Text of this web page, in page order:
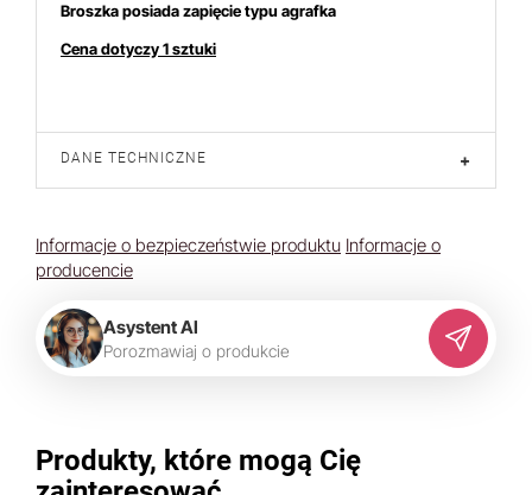
Broszka posiada zapięcie typu agrafka
Cena dotyczy 1 sztuki
DANE TECHNICZNE +
Informacje o bezpieczeństwie produktu Informacje o
producencie
Asystent AI
Porozmawiaj o produkcie
Produkty, które mogą Cię